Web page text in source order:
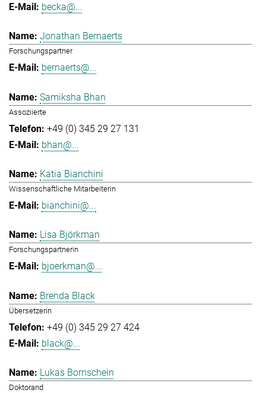
becka@...
Jonathan Bernaerts
Forschungspartner
bernaerts@...
Samiksha Bhan
Assoziierte
+49 (0) 345 29 27 131
bhan@...
Katia Bianchini
Wissenschaftliche Mitarbeiterin
bianchini@...
Lisa Björkman
Forschungspartnerin
bjoerkman@...
Brenda Black
Übersetzerin
+49 (0) 345 29 27 424
black@...
Lukas Bornschein
Doktorand